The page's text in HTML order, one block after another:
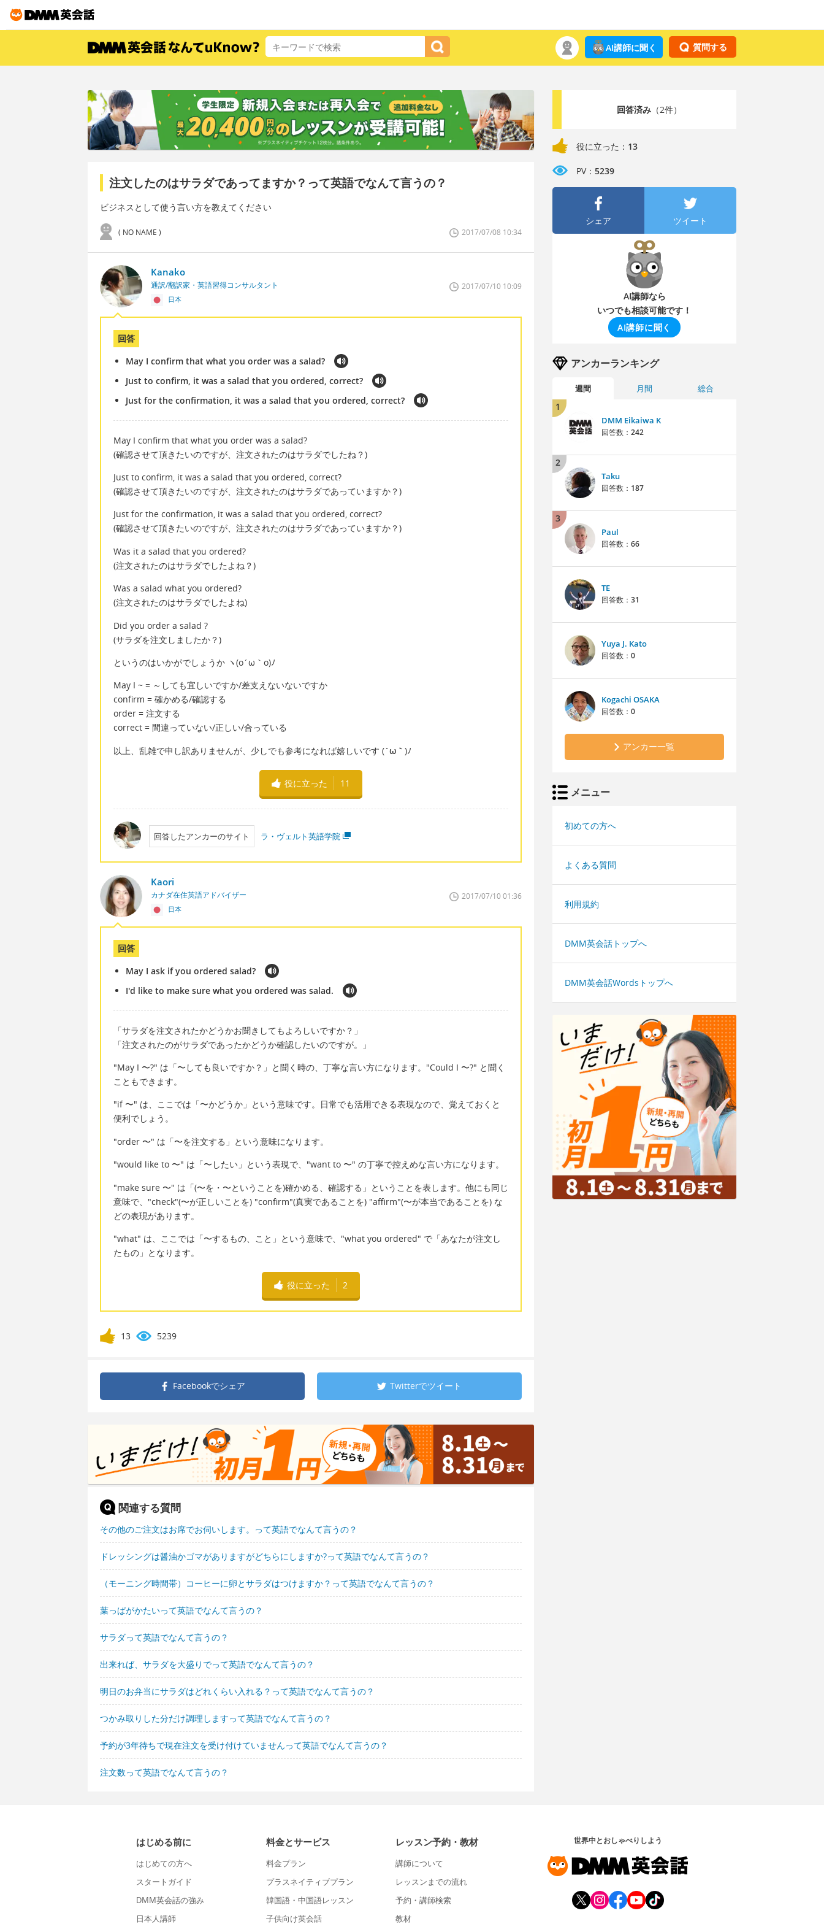
質問する
AI講師に聞く
注文したのはサラダであってますか？って英語でなんて言うの？
ビジネスとして使う言い方を教えてください
( NO NAME ) 2017/07/08 10:34
Kanako
通訳/翻訳家・英語習得コンサルタント
日本
2017/07/10 10:09
回答
May I confirm that what you order was a salad?
Just to confirm, it was a salad that you ordered, correct?
Just for the confirmation, it was a salad that you ordered, correct?
May I confirm that what you order was a salad?
(確認させて頂きたいのですが、注文されたのはサラダでしたね？)
Just to confirm, it was a salad that you ordered, correct?
(確認させて頂きたいのですが、注文されたのはサラダであっていますか？)
Just for the confirmation, it was a salad that you ordered, correct?
(確認させて頂きたいのですが、注文されたのはサラダであっていますか？)
Was it a salad that you ordered?
(注文されたのはサラダでしたよね？)
Was a salad what you ordered?
(注文されたのはサラダでしたよね)
Did you order a salad ?
(サラダを注文しましたか？)
というのはいかがでしょうか ヽ(o´ω｀o)ﾉ
May I ~ = ～しても宜しいですか/差支えないないですか
confirm = 確かめる/確認する
order = 注文する
correct = 間違っていない/正しい/合っている
以上、乱雑で申し訳ありませんが、少しでも参考になれば嬉しいです (´ω｀ )ﾉ
役に立った 11
回答したアンカーのサイト ラ・ヴェルト英語学院
Kaori
カナダ在住英語アドバイザー
日本
2017/07/10 01:36
回答
May I ask if you ordered salad?
I'd like to make sure what you ordered was salad.
「サラダを注文されたかどうかお聞きしてもよろしいですか？」
「注文されたのがサラダであったかどうか確認したいのですが。」
"May I 〜?" は「〜しても良いですか？」と聞く時の、丁寧な言い方になります。"Could I 〜?" と聞く
こともできます。
"if 〜" は、ここでは「〜かどうか」という意味です。日常でも活用できる表現なので、覚えておくと
便利でしょう。
"order 〜" は「〜を注文する」という意味になります。
"would like to 〜" は「〜したい」という表現で、"want to 〜" の丁寧で控えめな言い方になります。
"make sure 〜" は「(〜を・〜ということを)確かめる、確認する」ということを表します。他にも同じ
意味で、"check"(〜が正しいことを) "confirm"(真実であることを) "affirm"(〜が本当であることを) な
どの表現があります。
"what" は、ここでは「〜するもの、こと」という意味で、"what you ordered" で「あなたが注文し
たもの」となります。
役に立った 2
13 5239
Facebookでシェア Twitterでツイート
関連する質問
その他のご注文はお席でお伺いします。って英語でなんて言うの？
ドレッシングは醤油かゴマがありますがどちらにしますか?って英語でなんて言うの？
（モーニング時間帯）コーヒーに卵とサラダはつけますか？って英語でなんて言うの？
葉っぱがかたいって英語でなんて言うの？
サラダって英語でなんて言うの？
出来れば、サラダを大盛りでって英語でなんて言うの？
明日のお弁当にサラダはどれくらい入れる？って英語でなんて言うの？
つかみ取りした分だけ調理しますって英語でなんて言うの？
予約が3年待ちで現在注文を受け付けていませんって英語でなんて言うの？
注文数って英語でなんて言うの？
回答済み（2件）
役に立った： 13
PV： 5239
シェア ツイート
AI講師なら
いつでも相談可能です！
AI講師に聞く
アンカーランキング
週間 月間 総合
1
DMM Eikaiwa K
回答数： 242
2
Taku
回答数： 187
3
Paul
回答数： 66
TE
回答数： 31
Yuya J. Kato
回答数： 0
Kogachi OSAKA
回答数： 0
アンカー一覧
メニュー
初めての方へ
よくある質問
利用規約
DMM英会話トップへ
DMM英会話Wordsトップへ
はじめる前に
はじめての方へ
スタートガイド
DMM英会話の強み
日本人講師
料金とサービス
料金プラン
プラスネイティブプラン
韓国語・中国語レッスン
子供向け英会話
レッスン予約・教材
講師について
レッスンまでの流れ
予約・講師検索
教材
世界中とおしゃべりしよう